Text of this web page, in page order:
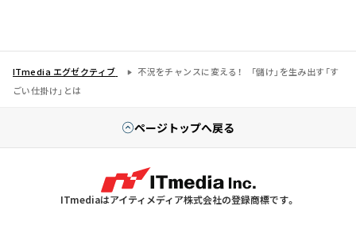
ITmedia エグゼクティブ
不況をチャンスに変える！ 「儲け」を生み出す「す
ごい仕掛け」とは
ページトップへ戻る
ITmediaはアイティメディア株式会社の登録商標です。